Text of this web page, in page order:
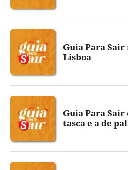
Guia Para
Lisboa
Guia Para
tasca e a de